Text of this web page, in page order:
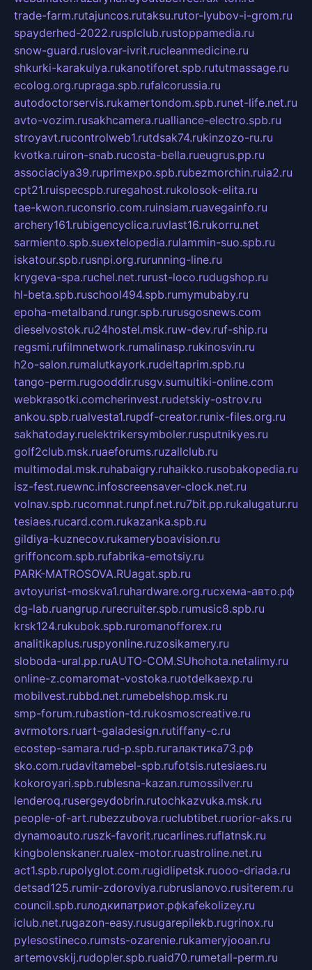
trade-farm.rutajuncos.rutaksu.rutor-lyubov-i-grom.ru
spayderhed-2022.rusplclub.rustoppamedia.ru
snow-guard.ruslovar-ivrit.rucleanmedicine.ru
shkurki-karakulya.rukanotiforet.spb.rututmassage.ru
ecolog.org.rupraga.spb.rufalcorussia.ru
autodoctorservis.rukamertondom.spb.runet-life.net.ru
avto-vozim.rusakhcamera.rualliance-electro.spb.ru
stroyavt.rucontrolweb1.rutdsak74.rukinzozo-ru.ru
kvotka.ruiron-snab.rucosta-bella.rueugrus.pp.ru
associaciya39.ruprimexpo.spb.rubezmorchin.ruia2.ru
cpt21.ruispecspb.ruregahost.rukolosok-elita.ru
tae-kwon.ruconsrio.com.ruinsiam.ruavegainfo.ru
archery161.rubigencyclica.ruvlast16.rukorru.net
sarmiento.spb.suextelopedia.rulammin-suo.spb.ru
iskatour.spb.rusnpi.org.rurunning-line.ru
krygeva-spa.ruchel.net.rurust-loco.rudugshop.ru
hl-beta.spb.ruschool494.spb.rumymubaby.ru
epoha-metalband.rungr.spb.rurusgosnews.com
dieselvostok.ru24hostel.msk.ruw-dev.ruf-ship.ru
regsmi.rufilmnetwork.rumalinasp.rukinosvin.ru
h2o-salon.rumalutkayork.rudeltaprim.spb.ru
tango-perm.rugooddir.rusgv.sumultiki-online.com
webkrasotki.comcherinvest.rudetskiy-ostrov.ru
ankou.spb.rualvesta1.rupdf-creator.runix-files.org.ru
sakhatoday.ruelektrikersymboler.rusputnikyes.ru
golf2club.msk.ruaeforums.ruzallclub.ru
multimodal.msk.ruhabaigry.ruhaikko.rusobakopedia.ru
isz-fest.ruewnc.infoscreensaver-clock.net.ru
volnav.spb.rucomnat.runpf.net.ru7bit.pp.rukalugatur.ru
tesiaes.rucard.com.rukazanka.spb.ru
gildiya-kuznecov.rukameryboavision.ru
griffoncom.spb.rufabrika-emotsiy.ru
PARK-MATROSOVA.RUagat.spb.ru
avtoyurist-moskva1.ruhardware.org.ruсхема-авто.рф
dg-lab.ruangrup.rurecruiter.spb.rumusic8.spb.ru
krsk124.rukubok.spb.ruromanofforex.ru
analitikaplus.ruspyonline.ruzosikamery.ru
sloboda-ural.pp.ruAUTO-COM.SUhohota.netalimy.ru
online-z.comaromat-vostoka.ruotdelkaexp.ru
mobilvest.rubbd.net.rumebelshop.msk.ru
smp-forum.rubastion-td.rukosmoscreative.ru
avrmotors.ruart-galadesign.rutiffany-c.ru
ecostep-samara.rud-p.spb.ruгалактика73.рф
sko.com.rudavitamebel-spb.rufotsis.rutesiaes.ru
kokoroyari.spb.rublesna-kazan.rumossilver.ru
lenderoq.rusergeydobrin.rutochkazvuka.msk.ru
people-of-art.rubezzubova.ruclubtibet.ruorior-aks.ru
dynamoauto.ruszk-favorit.rucarlines.ruflatnsk.ru
kingbolenskaner.rualex-motor.ruastroline.net.ru
act1.spb.rupolyglot.com.rugidlipetsk.ruooo-driada.ru
detsad125.rumir-zdoroviya.rubruslanovo.rusiterem.ru
council.spb.ruлодкипатриот.рфkafekolizey.ru
iclub.net.rugazon-easy.rusugarepilekb.rugrinox.ru
pylesostineco.rumsts-ozarenie.rukameryjooan.ru
artemovskij.rudopler.spb.ruaid70.rumetall-perm.ru